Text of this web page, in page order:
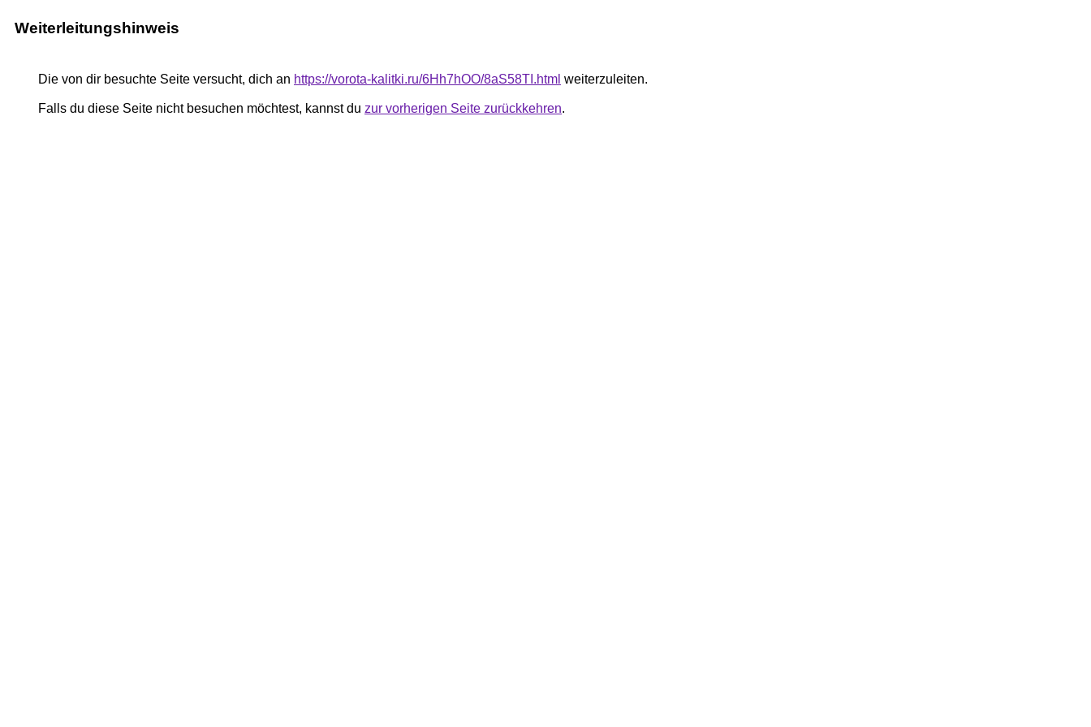
Weiterleitungshinweis
Die von dir besuchte Seite versucht, dich an https://vorota-kalitki.ru/6Hh7hOO/8aS58TI.html weiterzuleiten.
Falls du diese Seite nicht besuchen möchtest, kannst du zur vorherigen Seite zurückkehren.